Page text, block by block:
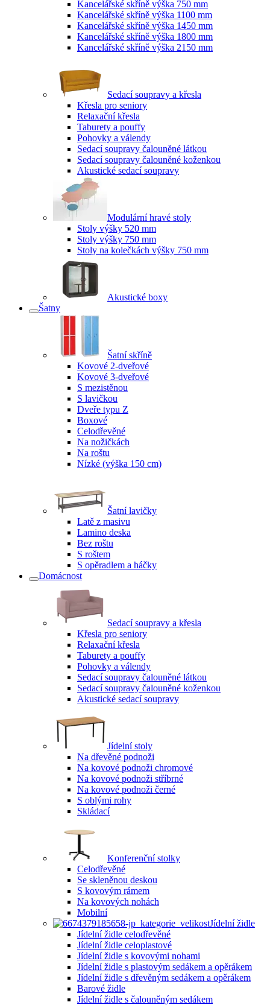
Kancelářské skříně výška 750 mm
Kancelářské skříně výška 1100 mm
Kancelářské skříně výška 1450 mm
Kancelářské skříně výška 1800 mm
Kancelářské skříně výška 2150 mm
Sedací soupravy a křesla
Křesla pro seniory
Relaxační křesla
Taburety a pouffy
Pohovky a válendy
Sedací soupravy čalouněné látkou
Sedací soupravy čalouněné koženkou
Akustické sedací soupravy
Modulární hravé stoly
Stoly výšky 520 mm
Stoly výšky 750 mm
Stoly na kolečkách výšky 750 mm
Akustické boxy
Šatny
Šatní skříně
Kovové 2-dveřové
Kovové 3-dveřové
S mezistěnou
S lavičkou
Dveře typu Z
Boxové
Celodřevěné
Na nožičkách
Na roštu
Nízké (výška 150 cm)
Šatní lavičky
Latě z masivu
Lamino deska
Bez roštu
S roštem
S opěradlem a háčky
Domácnost
Sedací soupravy a křesla
Křesla pro seniory
Relaxační křesla
Taburety a pouffy
Pohovky a válendy
Sedací soupravy čalouněné látkou
Sedací soupravy čalouněné koženkou
Akustické sedací soupravy
Jídelní stoly
Na dřevěné podnoži
Na kovové podnoži chromové
Na kovové podnoži stříbrné
Na kovové podnoži černé
S oblými rohy
Skládací
Konferenční stolky
Celodřevěné
Se skleněnou deskou
S kovovým rámem
Na kovových nohách
Mobilní
Jídelní židle
Jídelní židle celodřevěné
Jídelní židle celoplastové
Jídelní židle s kovovými nohami
Jídelní židle s plastovým sedákem a opěrákem
Jídelní židle s dřevěným sedákem a opěrákem
Barové židle
Jídelní židle s čalouněným sedákem